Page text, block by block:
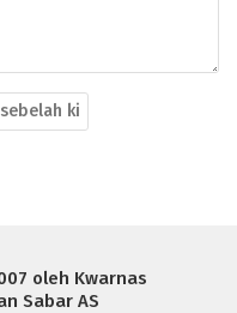
oleh Kwarnas
Sabar AS